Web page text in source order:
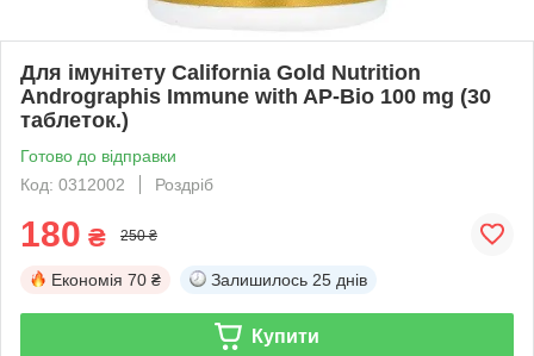
Для імунітету California Gold Nutrition
Andrographis Immune with AP-Bio 100 mg (30
таблеток.)
Готово до відправки
Код: 0312002
Роздріб
180 ₴ 250 ₴
Економія 70 ₴ Залишилось 25 днів
Купити